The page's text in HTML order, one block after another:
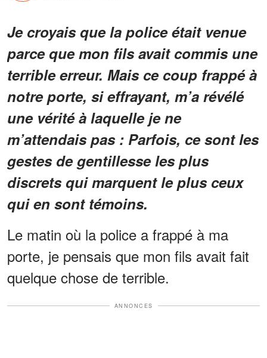
Je croyais que la police était venue
parce que mon fils avait commis une
terrible erreur. Mais ce coup frappé à
notre porte, si effrayant, m’a révélé
une vérité à laquelle je ne
m’attendais pas : Parfois, ce sont les
gestes de gentillesse les plus
discrets qui marquent le plus ceux
qui en sont témoins.
Le matin où la police a frappé à ma
porte, je pensais que mon fils avait fait
quelque chose de terrible.
ANNONCES